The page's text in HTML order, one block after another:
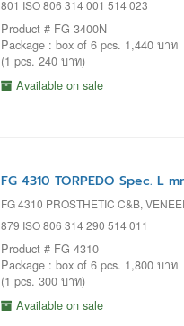
801 ISO 806 314 001 514 023
Product # FG 3400N
Package : box of 6 pcs. 1,440 บาท
(1 pcs. 240 บาท)
Available on sale
FG 4310 TORPEDO Spec. L
FG 4310 PROSTHETIC C&B,
879 ISO 806 314 290 514 011
Product # FG 4310
Package : box of 6 pcs. 1,800 บาท
(1 pcs. 300 บาท)
Available on sale